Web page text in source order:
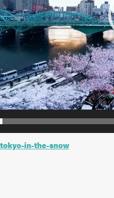
in-the-snow